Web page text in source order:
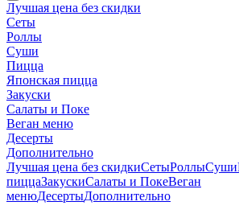
Лучшая цена без скидки
Сеты
Роллы
Суши
Пицца
Японская пицца
Закуски
Салаты и Поке
Веган меню
Десерты
Дополнительно
Лучшая цена без скидкиСетыРоллыСуши
пиццаЗакускиСалаты и ПокеВеган
менюДесертыДополнительно